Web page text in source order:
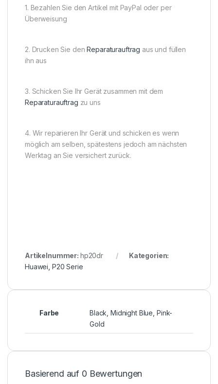
1. Bezahlen Sie den Artikel mit PayPal oder per
Überweisung
2. Drucken Sie denReparaturauftrag aus und füllen
ihn aus
3. Schicken Sie Ihr Gerät zusammen mit dem
Reparaturauftrag zu uns
4. Wir reparieren Ihr Gerät und schicken es wenn
möglich am selben, spätestens jedoch am nächsten
Werktag an Sie versichert zurück.
Artikelnummer: hp20dr
Kategorien:
Huawei P20 Serie
Farbe
Black, Midnight Blue, Pink-
Gold
Basierend auf 0 Bewertungen